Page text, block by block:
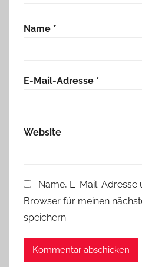
Name *
E-Mail-Adresse *
Website
Name, E-Mail-Adresse
Browser für meinen
speichern.